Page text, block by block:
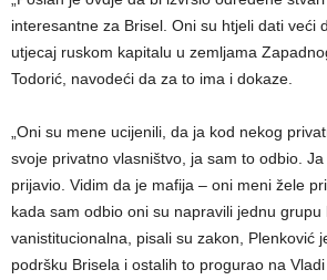
interesantne za Brisel. Oni su htjeli dati veći
utjecaj ruskom kapitalu u zemljama
Todorić, navodeći da za to ima i dokaze.
„Oni su mene ucijenili, da ja kod nekog
svoje privatno vlasništvo, ja sam to odbio.
prijavio. Vidim da je mafija – oni meni žele
kada sam odbio oni su napravili jednu grupu
vanistitucionalna, pisali su zakon, Plenković
podršku Brisela i ostalih to progurao na